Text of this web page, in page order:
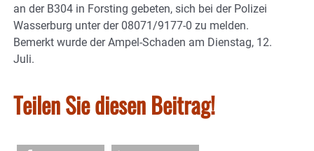
an der B304 in Forsting gebeten, sich bei der Polizei
Wasserburg unter der 08071/9177-0 zu melden.
Bemerkt wurde der Ampel-Schaden am Dienstag, 12.
Juli.
Teilen Sie diesen Beitrag!